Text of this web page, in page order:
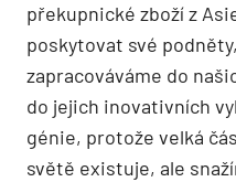
překupnické zboží z
poskytovat své
zapracováváme do
do jejich inovativních
génie, protože velká
světě existuje, ale